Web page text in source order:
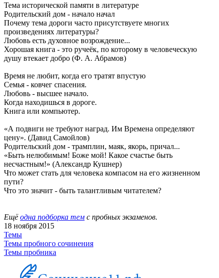
Тема исторической памяти в литературе
Родительский дом - начало начал
Почему тема дороги часто присутствуете многих
произведениях литературы?
Любовь есть духовное возрождение...
Хорошая книга - это ручеёк, по которому в человеческую
душу втекает добро (Ф. А. Абрамов)
Время не любит, когда его тратят впустую
Семья - ковчег спасения.
Любовь - высшее начало.
Когда находишься в дороге.
Книга или компьютер.
«А подвиги не требуют наград. Им Времена определяют
цену». (Давид Самойлов)
Родительский дом - трамплин, маяк, якорь, причал...
«Быть нелюбимым! Боже мой! Какое счастье быть
несчастным!» (Александр Кушнер)
Что может стать для человека компасом на его жизненном
пути?
Что это значит - быть талантливым читателем?
Ещёодна подборка тем с пробных экзаменов.
18 ноября 2015
Темы
Темы пробного сочинения
Темы пробника